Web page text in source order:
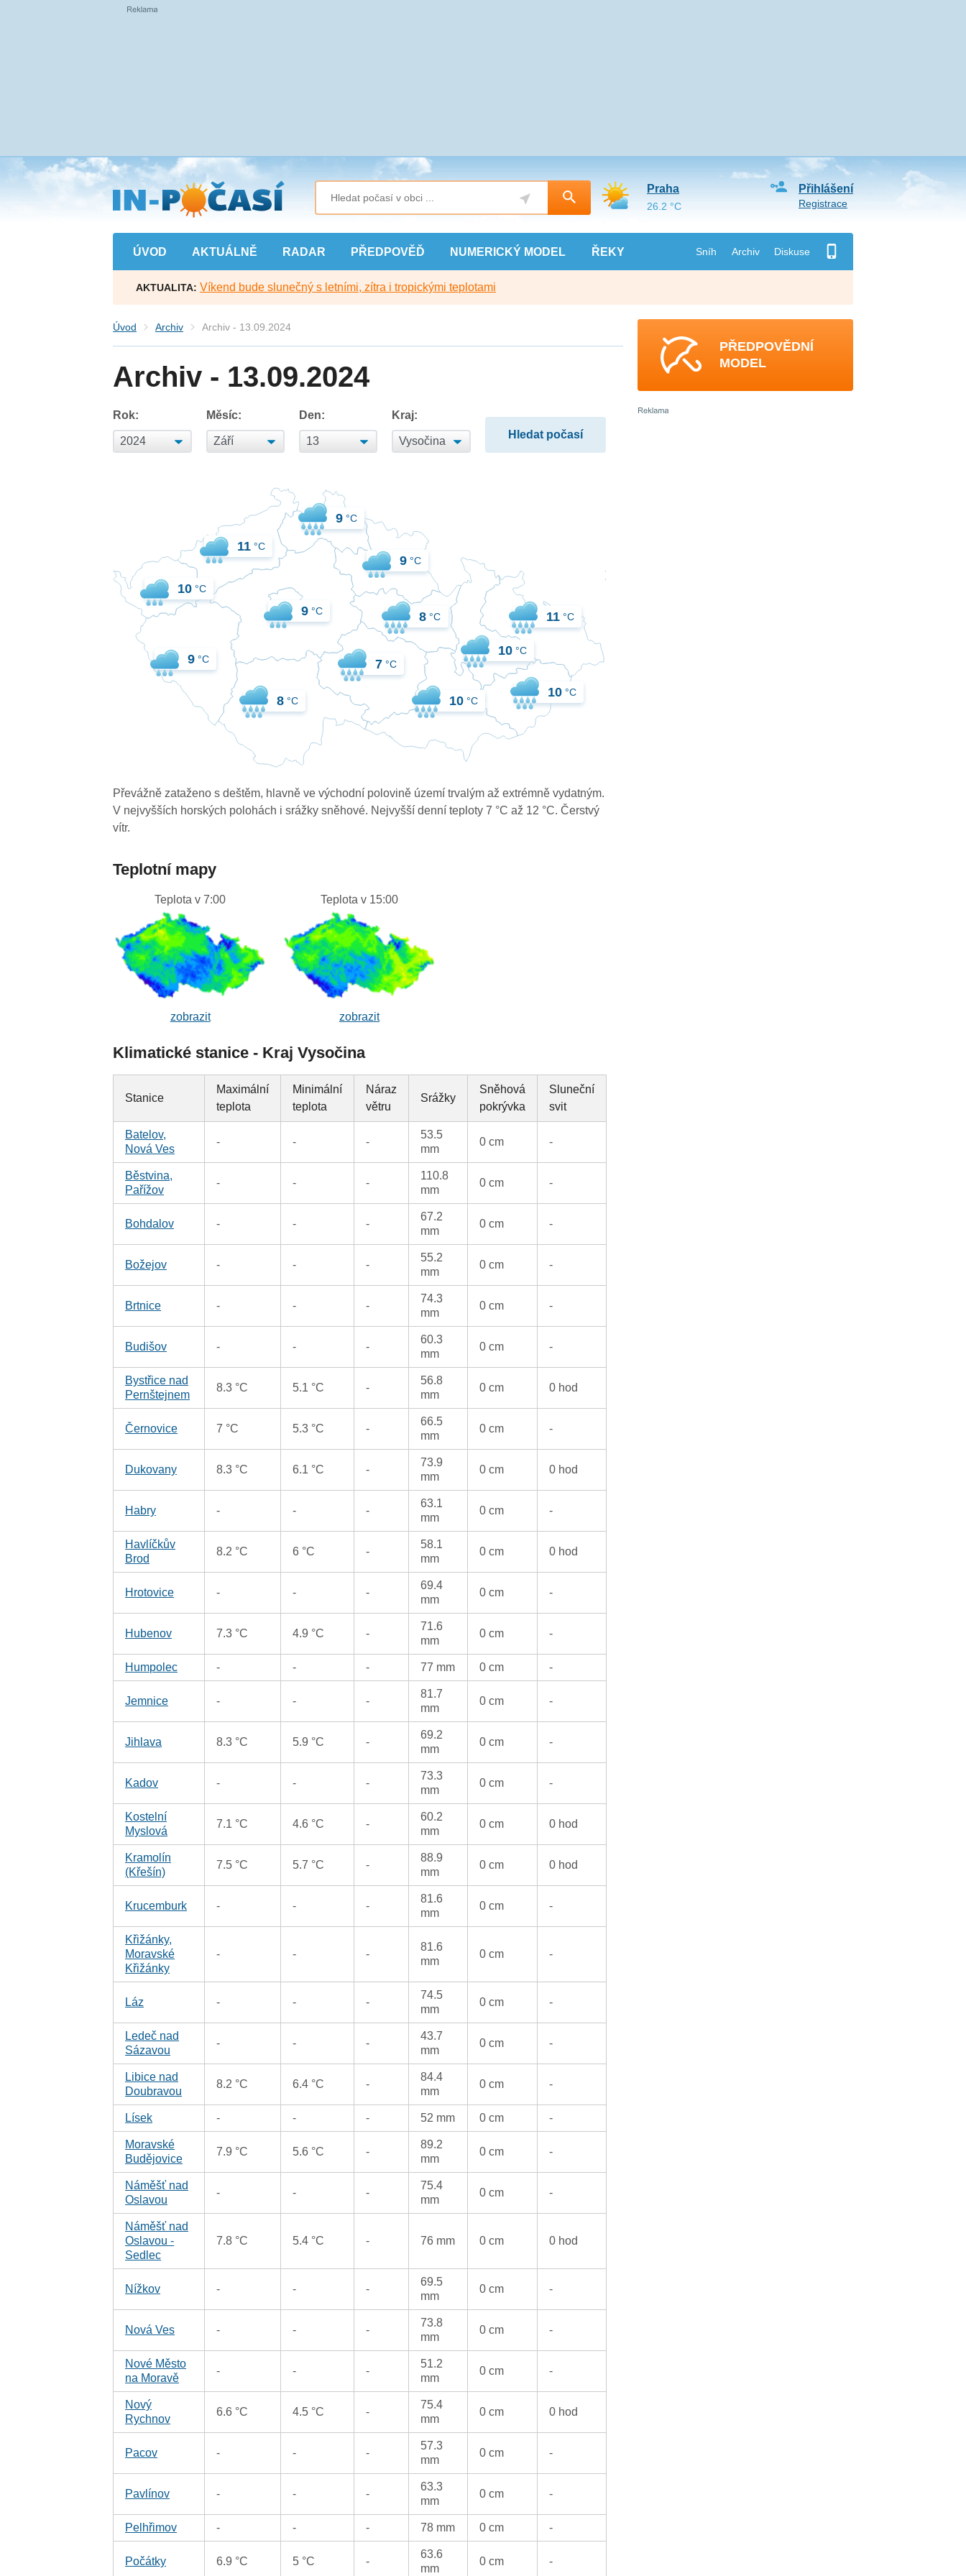
Přejít
na
hlavní
obsah
ÚVOD AKTUÁLNĚ RADAR PŘEDPOVĚĎ NUMERICKÝ MODEL ŘEKY Sníh Archiv Diskuse
Přihlášení
Registrace
Praha
26.2 °C
AKTUALITA: Víkend bude slunečný s letními, zítra i tropickými teplotami
Úvod Archiv Archiv - 13.09.2024
Archiv - 13.09.2024
Rok: Měsíc: Den: Kraj:
8 °C 10 °C
10 °C
9 °C
9 °C
11 °C
10 °C
8 °C
9 °C
9 °C
11 °C
7 °C
10 °C
Převážně zataženo s deštěm, hlavně ve východní polovině území trvalým až extrémně vydatným.
V nejvyšších horských polohách i srážky sněhové. Nejvyšší denní teploty 7 °C až 12 °C. Čerstvý
vítr.
Teplotní mapy
Teplota v 7:00
zobrazit
Teplota v 15:00
zobrazit
Klimatické stanice - Kraj Vysočina
Stanice
Maximální
teplota
Minimální
teplota
Náraz
větru
Srážky
Sněhová
pokrývka
Sluneční
svit
Batelov,
Nová Ves
- - -
53.5
mm
0 cm -
Běstvina,
Pařížov
- - -
110.8
mm
0 cm -
Bohdalov - - -
67.2
mm
0 cm -
Božejov - - -
55.2
mm
0 cm -
Brtnice - - -
74.3
mm
0 cm -
Budišov - - -
60.3
mm
0 cm -
Bystřice nad
Pernštejnem
8.3 °C 5.1 °C -
56.8
mm
0 cm 0 hod
Černovice 7 °C 5.3 °C -
66.5
mm
0 cm -
Dukovany 8.3 °C 6.1 °C -
73.9
mm
0 cm 0 hod
Habry - - -
63.1
mm
0 cm -
Havlíčkův
Brod
8.2 °C 6 °C -
58.1
mm
0 cm 0 hod
Hrotovice - - -
69.4
mm
0 cm -
Hubenov 7.3 °C 4.9 °C -
71.6
mm
0 cm -
Humpolec - - - 77 mm 0 cm -
Jemnice - - -
81.7
mm
0 cm -
Jihlava 8.3 °C 5.9 °C -
69.2
mm
0 cm -
Kadov - - -
73.3
mm
0 cm -
Kostelní
Myslová
7.1 °C 4.6 °C -
60.2
mm
0 cm 0 hod
Kramolín
(Křešín)
7.5 °C 5.7 °C -
88.9
mm
0 cm 0 hod
Krucemburk - - -
81.6
mm
0 cm -
Křižánky,
Moravské
Křižánky
- - -
81.6
mm
0 cm -
Láz - - -
74.5
mm
0 cm -
Ledeč nad
Sázavou
- - -
43.7
mm
0 cm -
Libice nad
Doubravou
8.2 °C 6.4 °C -
84.4
mm
0 cm -
Lísek - - - 52 mm 0 cm -
Moravské
Budějovice
7.9 °C 5.6 °C -
89.2
mm
0 cm -
Náměšť nad
Oslavou
- - -
75.4
mm
0 cm -
Náměšť nad
Oslavou -
Sedlec
7.8 °C 5.4 °C - 76 mm 0 cm 0 hod
Nížkov - - -
69.5
mm
0 cm -
Nová Ves - - -
73.8
mm
0 cm -
Nové Město
na Moravě
- - -
51.2
mm
0 cm -
Nový
Rychnov
6.6 °C 4.5 °C -
75.4
mm
0 cm 0 hod
Pacov - - -
57.3
mm
0 cm -
Pavlínov - - -
63.3
mm
0 cm -
Pelhřimov - - - 78 mm 0 cm -
Počátky 6.9 °C 5 °C -
63.6
mm
0 cm -
PŘEDPOVĚDNÍ
MODEL